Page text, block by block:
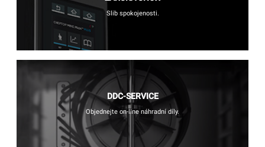
Slib spokojenosti.
DDC-SERVICE
Objednejte on-line náhradní díly.